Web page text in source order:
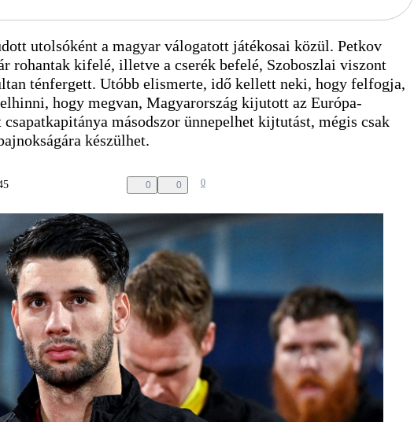
utolsóként a magyar válogatott játékosai közül. Petkov
rohantak kifelé, illetve a cserék befelé, Szoboszlai viszont
ténfergett. Utóbb elismerte, idő kellett neki, hogy felfogja,
hogy megvan, Magyarország kijutott az Európa-
másodszor ünnepelhet kijtutást, mégis csak
készülhet.
0 0 0